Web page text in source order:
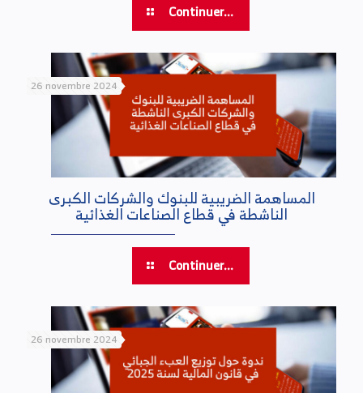
Continuer...
26 novembre 2024
المساهمة الضريبية للبنوك والشركات الكبرى
الناشطة في قطاع الصناعات الغذائية
Continuer...
26 novembre 2024